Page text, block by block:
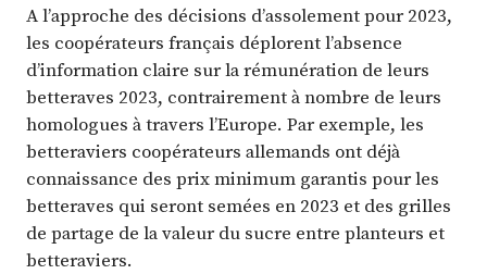
A l’approche des décisions d’assolement pour 2023,
les coopérateurs français déplorent l’absence
d’information claire sur la rémunération de leurs
betteraves 2023, contrairement à nombre de leurs
homologues à travers l’Europe. Par exemple, les
betteraviers coopérateurs allemands ont déjà
connaissance des prix minimum garantis pour les
betteraves qui seront semées en 2023 et des grilles
de partage de la valeur du sucre entre planteurs et
betteraviers.